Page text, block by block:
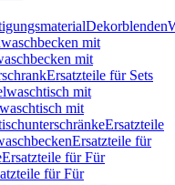
Dekorblenden
mit
mit
Ersatzteile für Sets
mit
mit
Ersatzteile
Ersatzteile für
Ersatzteile für Für
für Für